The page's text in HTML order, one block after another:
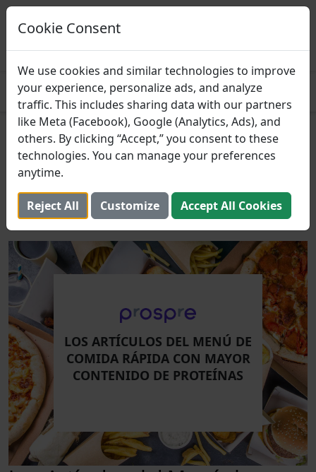
Prospre: Planificador de
comidas
Planes de alimentación basados ​​en
Los Artículos del Menú de
Comida Rápida con Mayor
Contenido de Proteínas
5 de octubre de 2024 (Actualizado: 2 de agosto de 2025)
LOS ARTÍCULOS DEL MENÚ DE
COMIDA RÁPIDA CON MAYOR
CONTENIDO DE PROTEÍNAS
Cookie Consent
We use cookies and similar technologies to improve
your experience, personalize ads, and analyze
traffic. This includes sharing data with our partners
like Meta (Facebook), Google (Analytics, Ads), and
others. By clicking “Accept,” you consent to these
technologies. You can manage your preferences
anytime.
Reject All Customize Accept All Cookies